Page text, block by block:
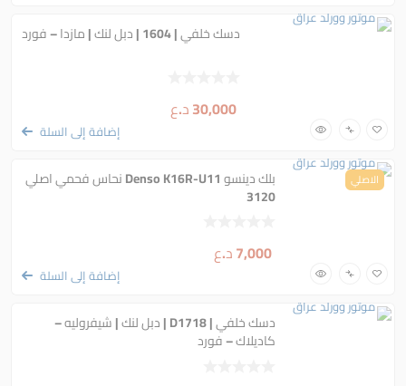
دسك خلفي | 1604 | دبل لنك | مازدا – فورد
30,000د.ع
إضافة إلى السلة
الاصلي بلك دينسو Denso K16R-U11 نحاس فحمي اصلي
3120
7,000د.ع
إضافة إلى السلة
دسك خلفي | D1718 | دبل لنك | شيفروليه –
كاديلاك – فورد